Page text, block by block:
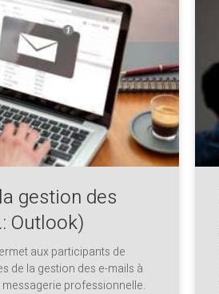
gestion des
Outlook)
aux participants de
de la gestion des e-mails à
messagerie professionnelle.